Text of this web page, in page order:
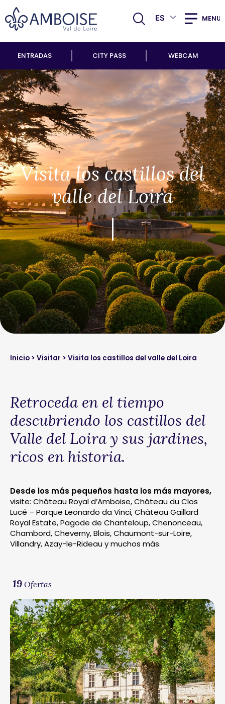
ES MENU
ENTRADAS CITY PASS WEBCAM
Visita los castillos del
valle del Loira
Inicio > Visitar > Visita los castillos del valle del Loira
Retroceda en el tiempo
descubriendo los castillos del
Valle del Loira y sus jardines,
ricos en historia.
Desde los más pequeños hasta los más mayores,
visite: Château Royal d’Amboise, Château du Clos
Lucé – Parque Leonardo da Vinci, Château Gaillard
Royal Estate, Pagode de Chanteloup, Chenonceau,
Chambord, Cheverny, Blois, Chaumont-sur-Loire,
Villandry, Azay-le-Rideau y muchos más.
19 Ofertas